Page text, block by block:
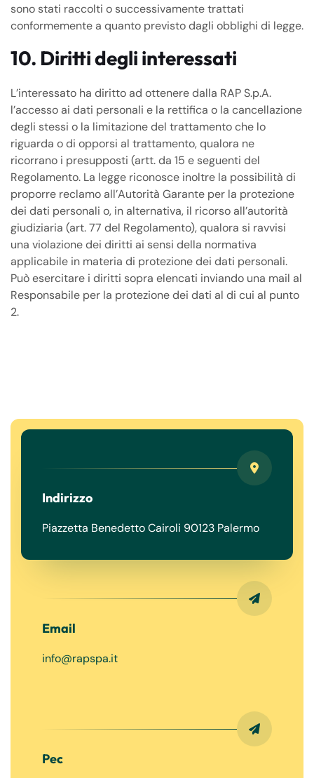
sono stati raccolti o successivamente trattati
conformemente a quanto previsto dagli obblighi di legge.
10. Diritti degli interessati
L’interessato ha diritto ad ottenere dalla RAP S.p.A.
l’accesso ai dati personali e la rettifica o la cancellazione
degli stessi o la limitazione del trattamento che lo
riguarda o di opporsi al trattamento, qualora ne
ricorrano i presupposti (artt. da 15 e seguenti del
Regolamento. La legge riconosce inoltre la possibilità di
proporre reclamo all’Autorità Garante per la protezione
dei dati personali o, in alternativa, il ricorso all’autorità
giudiziaria (art. 77 del Regolamento), qualora si ravvisi
una violazione dei diritti ai sensi della normativa
applicabile in materia di protezione dei dati personali.
Può esercitare i diritti sopra elencati inviando una mail al
Responsabile per la protezione dei dati al di cui al punto
2.
Indirizzo
Piazzetta Benedetto Cairoli 90123 Palermo
Email
info@rapspa.it
Pec